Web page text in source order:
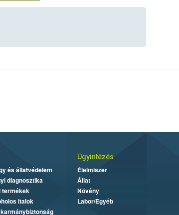
és állatvédelem
diagnosztika
termékek
italok
Ügyintézés
Élelmiszer
Állat
Növény
Labor/Egyéb